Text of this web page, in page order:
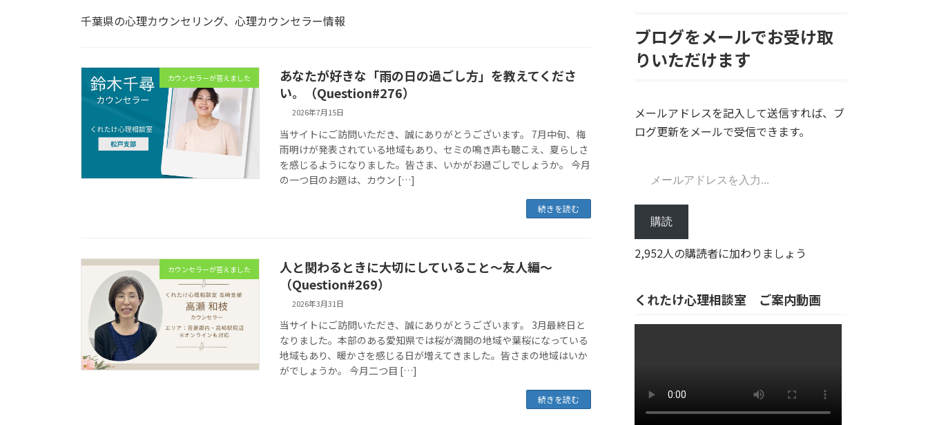
千葉県の心理カウンセリング、心理カウンセラー情報
カウンセラーが答えました
あなたが好きな「雨の日の過ごし方」を教えてくださ
い。（Question#276）
2026年7月15日
当サイトにご訪問いただき、誠にありがとうございます。 7月中旬、梅
雨明けが発表されている地域もあり、セミの鳴き声も聴こえ、夏らしさ
を感じるようになりました。皆さま、いかがお過ごしでしょうか。 今月
の一つ目のお題は、カウン […]
続きを読む
カウンセラーが答えました
人と関わるときに大切にしていること〜友人編〜
（Question#269）
2026年3月31日
当サイトにご訪問いただき、誠にありがとうございます。 3月最終日と
なりました。本部のある愛知県では桜が満開の地域や葉桜になっている
地域もあり、暖かさを感じる日が増えてきました。皆さまの地域はいか
がでしょうか。 今月二つ目 […]
続きを読む
ブログをメールでお受け取
りいただけます
メールアドレスを記入して送信すれば、ブ
ログ更新をメールで受信できます。
購読
2,952人の購読者に加わりましょう
くれたけ心理相談室 ご案内動画